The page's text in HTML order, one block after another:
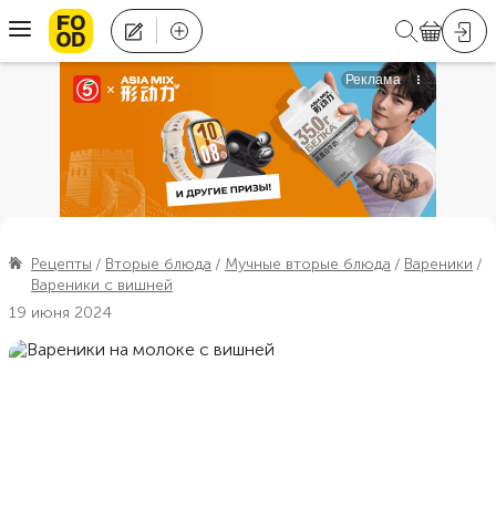
Рецепты Вторые блюда Мучные вторые блюда
Вареники
Вареники с вишней
19 июня 2024